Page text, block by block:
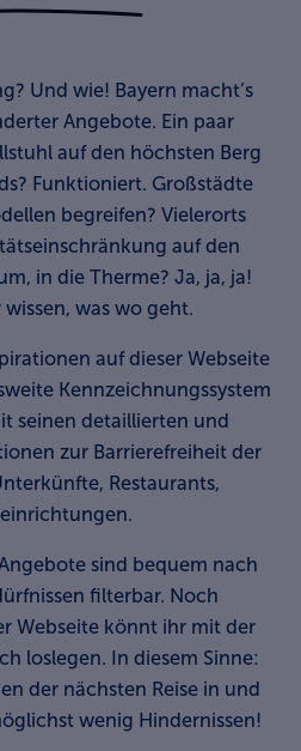
? Und wie! Bayern macht’s
Angebote. Ein paar
auf den höchsten Berg
Funktioniert. Großstädte
begreifen? Vielerorts
auf den
in die Therme? Ja, ja, ja!
was wo geht.
auf dieser Webseite
Kennzeichnungssystem
seinen detaillierten und
zur Barrierefreiheit der
Restaurants,
sind bequem nach
filterbar. Noch
Webseite könnt ihr mit der
loslegen. In diesem Sinne:
der nächsten Reise in und
wenig Hindernissen!